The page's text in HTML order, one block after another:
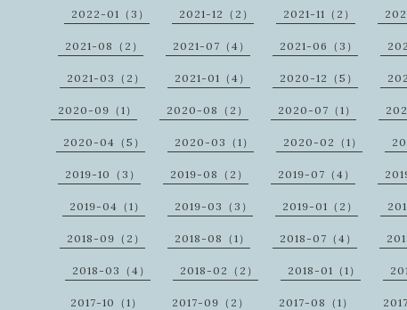
2022-01（3） 2021-12（2） 2021-11（2）
2021-08（2） 2021-07（4） 2021-06（3）
2021-03（2） 2021-01（4） 2020-12（5）
2020-09（1） 2020-08（2） 2020-07（1）
2020-04（5） 2020-03（1） 2020-02（1）
2019-10（3） 2019-08（2） 2019-07（4）
2019-04（1） 2019-03（3） 2019-01（2）
2018-09（2） 2018-08（1） 2018-07（4）
2018-03（4） 2018-02（2） 2018-01（1）
2017-10（1） 2017-09（2） 2017-08（1）